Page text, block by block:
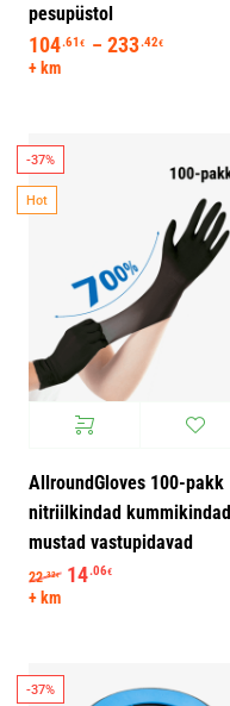
pesupüstol
104.61 € – 233.42€
+ km
-37%
Hot
AllroundGloves 100-pakk
nitriilkindad kummikindad
mustad vastupidavad
22.32€ Algne hind oli: 22.32€.
14.06€ Praegune
+ km
-37%